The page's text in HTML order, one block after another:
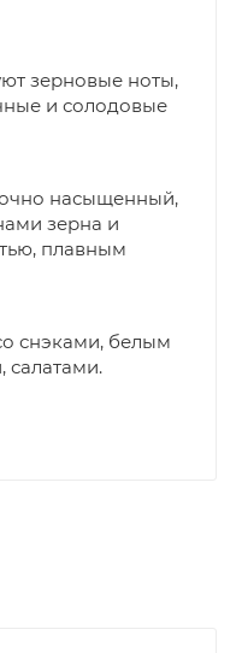
зерновые ноты,
и солодовые
насыщенный,
зерна и
плавным
снэками, белым
салатами.